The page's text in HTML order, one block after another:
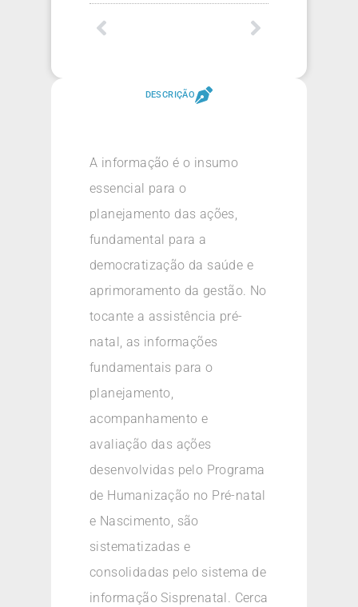
DESCRIÇÃO
A informação é o insumo
essencial para o
planejamento das ações,
fundamental para a
democratização da saúde e
aprimoramento da gestão. No
tocante a assistência pré-
natal, as informações
fundamentais para o
planejamento,
acompanhamento e
avaliação das ações
desenvolvidas pelo Programa
de Humanização no Pré-natal
e Nascimento, são
sistematizadas e
consolidadas pelo sistema de
informação Sisprenatal. Cerca